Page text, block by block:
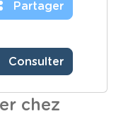
Partager
Consulter
chez